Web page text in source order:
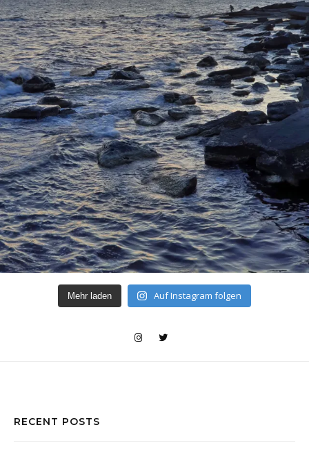
Mehr laden Auf Instagram folgen
RECENT POSTS